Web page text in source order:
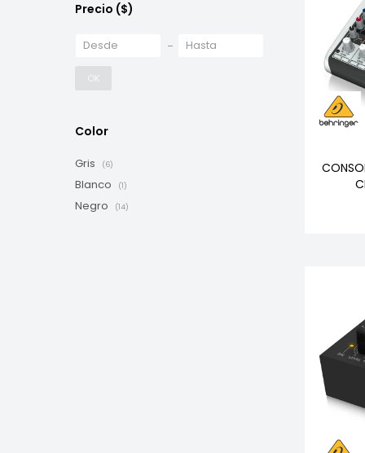
Precio ($)
OK
Color
Gris (6)
Blanco (1)
Negro (14)